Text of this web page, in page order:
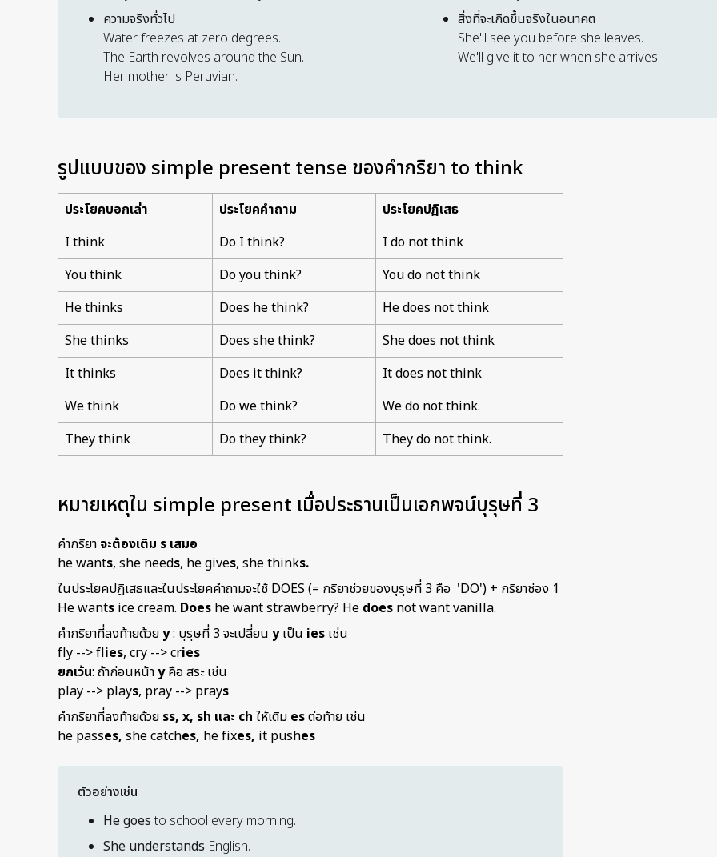
ความจริงทั่วไป
Water freezes at zero degrees.
The Earth revolves around the Sun.
Her mother is Peruvian.
สิ่งที่จะเกิดขึ้นจริงในอนาคต
She'll see you before she leaves.
We'll give it to her when she arrives.
รูปแบบของ simple present tense ของคำกริยา to think
ประโยคบอกเล่า ประโยคคำถาม
ประโยคปฏิเสธ
I think
Do I think?
I do not think
You think
Do you think?
You do not think
He thinks
Does he think?
He does not think
She thinks
Does she think?
She does not think
It thinks
Does it think?
It does not think
We think
Do we think?
We do not think.
They think
Do they think? They do not think.
หมายเหตุใน simple present เมื่อประธานเป็นเอกพจน์บุรุษที่ 3
คำกริยา จะต้องเติม s เสมอ
he wants, she needs, he gives, she thinks.
ในประโยคปฏิเสธและในประโยคคำถามจะใช้ DOES (= กริยาช่วยของบุรุษที่ 3 คือ 'DO') + กริยาช่อง 1
He wants ice cream. Does he want strawberry? He does not want vanilla.
คำกริยาที่ลงท้ายด้วยy: บุรุษที่ 3 จะเปลี่ยน yเป็น ies เช่น
fly --> flies, cry --> cries
ยกเว้น: ถ้าก่อนหน้าyคือ สระ เช่น
play --> plays, pray --> prays
คำกริยาที่ลงท้ายด้วย ss, x, sh และ ch ให้เติม esต่อท้าย เช่น
he passes, she catches, he fixes, it pushes
ตัวอย่างเช่น
He goesto school every morning.
She understands English.